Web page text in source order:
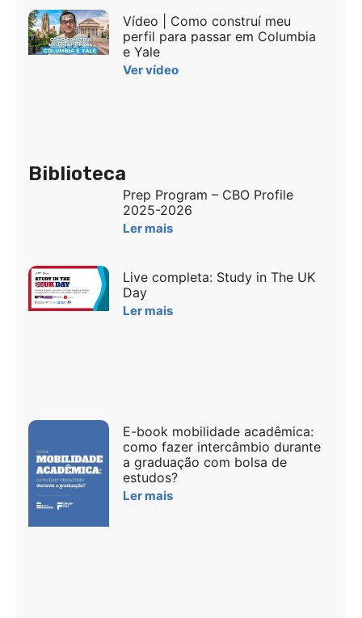
Vídeo | Como construí meu
perfil para passar em Columbia
e Yale
Ver vídeo
Biblioteca
Prep Program – CBO Profile
2025-2026
Ler mais
Live completa: Study in The UK
Day
Ler mais
E-book mobilidade acadêmica:
como fazer intercâmbio durante
a graduação com bolsa de
estudos?
Ler mais